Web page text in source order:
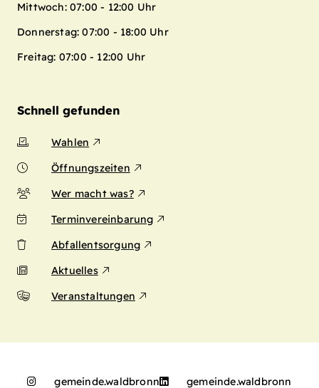
Mittwoch: 07:00 - 12:00 Uhr
Donnerstag: 07:00 - 18:00 Uhr
Freitag: 07:00 - 12:00 Uhr
Schnell gefunden
Wahlen
Öffnungszeiten
Wer macht was?
Terminvereinbarung
Abfallentsorgung
Aktuelles
Veranstaltungen
gemeinde.waldbronn gemeinde.waldbronn